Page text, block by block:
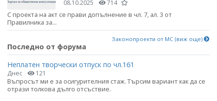
08.10.2025 714
С проекта на акт се прави допълнение в чл. 7, ал. 3 от
Правилника за...
Законопроекти от МС (виж още)
Последно от форума
Неплатен творчески отпуск по чл.161
Днес 121
Въпросът ми е за осигурителния стаж. Търсим вариант как да се
отрази толкова дълго отсъствие.